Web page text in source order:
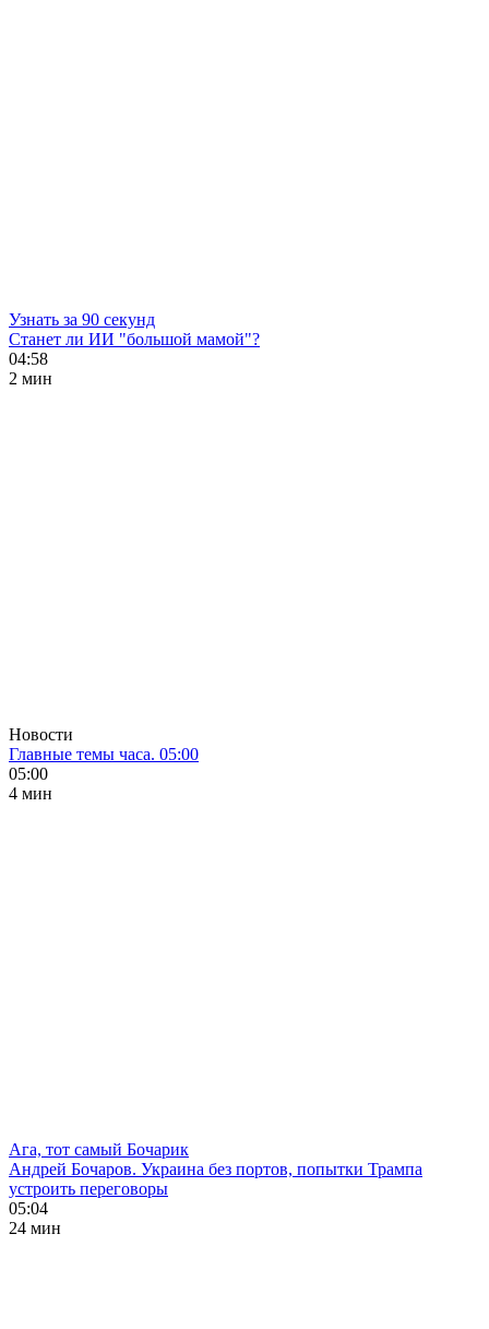
Узнать за 90 секунд
Станет ли ИИ "большой мамой"?
04:58
2 мин
Новости
Главные темы часа. 05:00
05:00
4 мин
Ага, тот самый Бочарик
Андрей Бочаров. Украина без портов, попытки Трампа
устроить переговоры
05:04
24 мин